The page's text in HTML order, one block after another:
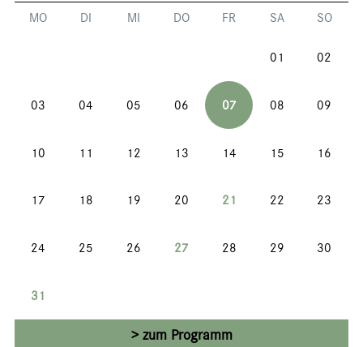
MO DI MI DO FR SA SO
01 02
03 04 05 06 07 08 09
10 11 12 13 14 15 16
17 18 19 20 21 22 23
24 25 26 27 28 29 30
31
zum Programm